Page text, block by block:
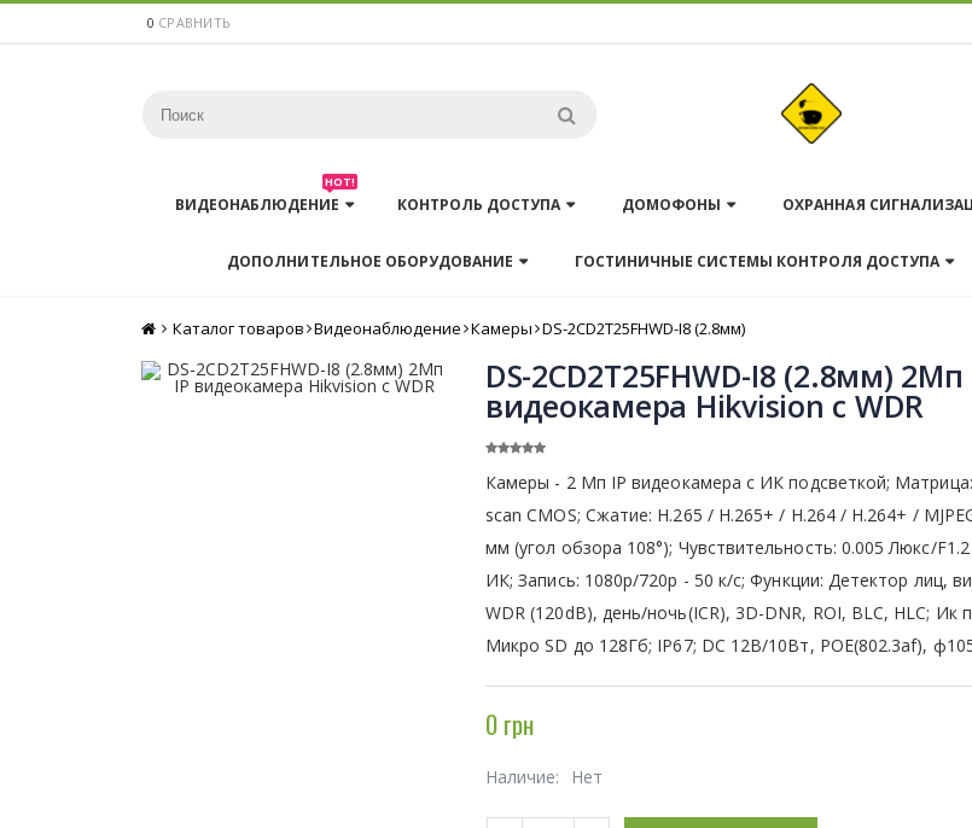
0 СРАВНИТЬ
ВИДЕОНАБЛЮДЕНИЕ
HOT!
КОНТРОЛЬ ДОСТУПА ДОМОФОНЫ ОХРАННАЯ
ДОПОЛНИТЕЛЬНОЕ ОБОРУДОВАНИЕ ГОСТИНИЧНЫЕ СИСТЕМЫ КОНТРОЛЯ ДОСТУПА
Главная
Каталог товаров Видеонаблюдение Камеры DS-2CD2T25FHWD-I8 (2.8мм)
DS-2CD2T25FHWD-I8 (2.8мм) 2Мп
видеокамера Hikvision с WDR
Камеры - 2 Мп IP видеокамера с ИК подсветкой;
scan CMOS; Сжатие: Н.265 / Н.265+ / H.264 / H.264+ /
мм (угол обзора 108°); Чувствительность: 0.005 Люкс/
ИК; Запись: 1080р/720р - 50 к/с; Функции: Детектор лиц,
WDR (120dB), день/ночь(ICR), 3D-DNR, ROI, BLC, HLC; Ик
Микро SD до 128Гб; IP67; DC 12В/10Вт, POE(802.3af),
0 грн
Наличие: Нет